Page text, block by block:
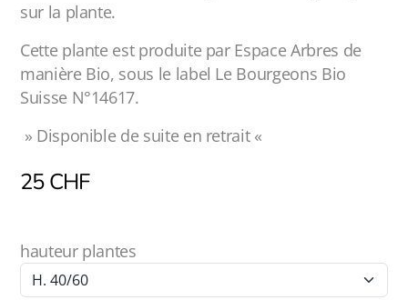
sur la plante.
Cette plante est produite par Espace Arbres de
manière Bio, sous le label Le Bourgeons Bio
Suisse N°14617.
» Disponible de suite en retrait «
25CHF
hauteur plantes